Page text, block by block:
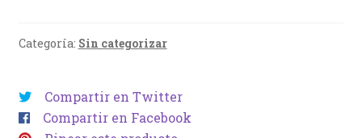
Categoría: Sin categorizar
Compartir en Twitter
Compartir en Facebook